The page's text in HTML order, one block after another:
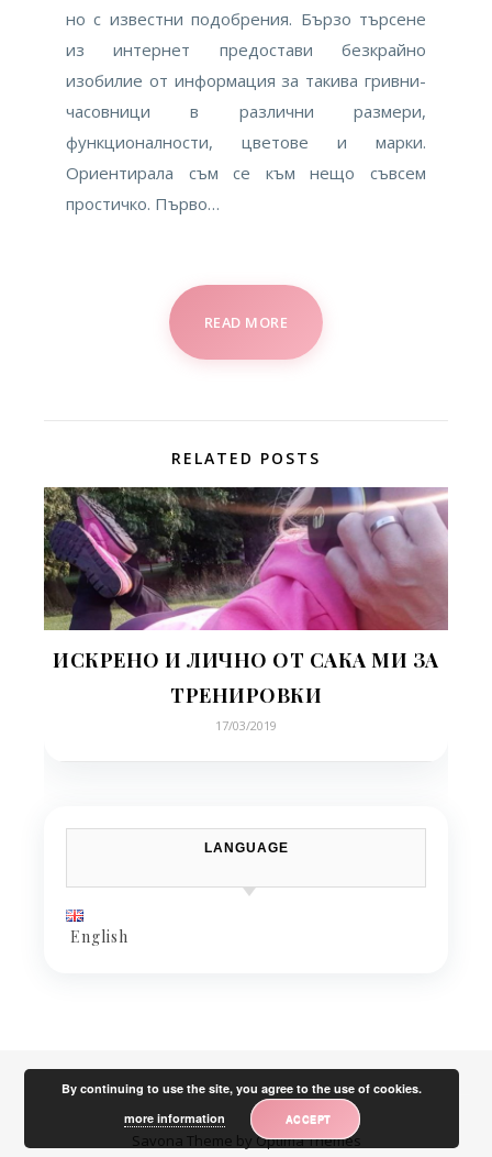
но с известни подобрения. Бързо търсене
из интернет предостави безкрайно
изобилие от информация за такива гривни-
часовници в различни размери,
функционалности, цветове и марки.
Ориентирала съм се към нещо съвсем
простичко. Първо…
READ MORE
RELATED POSTS
ИСКРЕНО И ЛИЧНО ОТ САКА МИ ЗА
ТРЕНИРОВКИ
17/03/2019
LANGUAGE
English
Savona Theme byOptima Themes
By continuing to use the site, you agree to the use of cookies.
more information
ACCEPT